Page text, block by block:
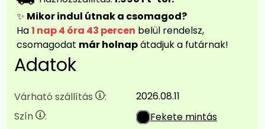
✨ Mikor indul útnak a csomagod?
Ha1 nap 4 óra 43 percen belül rendelsz,
csomagodat már holnapátadjuk a futárnak!
Adatok
Várható szállítás :
2026.08.11
Szín
: Fekete mintás